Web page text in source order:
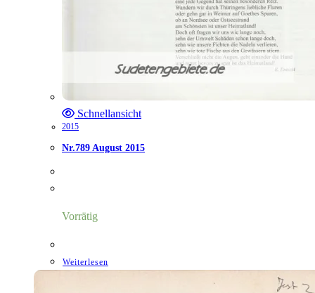
Schnellansicht
2015
Nr.789 August 2015
Vorrätig
Weiterlesen